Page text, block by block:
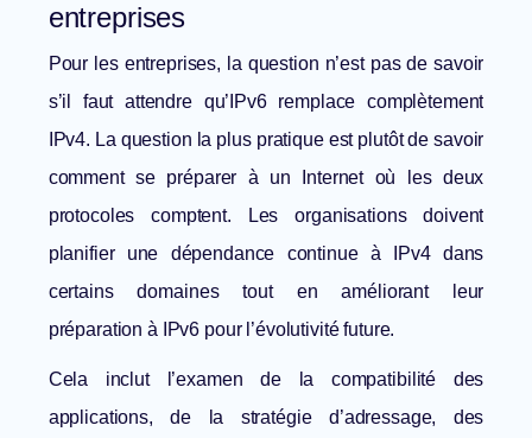
entreprises
Pour les entreprises, la question n’est pas de savoir
s’il faut attendre qu’IPv6 remplace complètement
IPv4. La question la plus pratique est plutôt de savoir
comment se préparer à un Internet où les deux
protocoles comptent. Les organisations doivent
planifier une dépendance continue à IPv4 dans
certains domaines tout en améliorant leur
préparation à IPv6 pour l’évolutivité future.
Cela inclut l’examen de la compatibilité des
applications, de la stratégie d’adressage, des